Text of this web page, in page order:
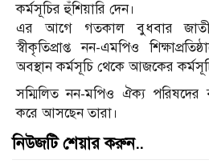
কর্মসূচির হুঁশিয়ারি দেন।
এর আগে গতকাল বুধবার
স্বীকৃতিপ্রাপ্ত নন-এমপিও
অবস্থান কর্মসূচি থেকে আজকের
সম্মিলিত নন-মপিও ঐক্য পরিষদের
করে আসছেন তারা।
নিউজটি শেয়ার করুন..